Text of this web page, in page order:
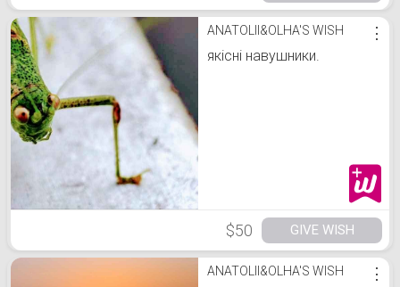
ANATOLII&OLHA'S WISH
якісні навушники.
⋮
$50 GIVE WISH
ANATOLII&OLHA'S WISH ⋮